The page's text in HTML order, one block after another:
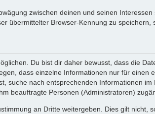
zwischen deinen und seinen
übermittelter Browser-Kennung zu
Du bist dir daher bewusst, dass die
dass einzelne Informationen nur für einen
suche nach entsprechenden Informationen
beauftragte Personen (Administratoren)
an Dritte weitergeben. Dies gilt nicht,